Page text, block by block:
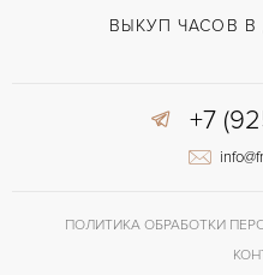
ДЛИНА БРАСЛЕТА, ДЛИННАЯ
ВЫКУП ЧАСОВ
+7
ПОЛИТИКА ОБРАБОТКИ